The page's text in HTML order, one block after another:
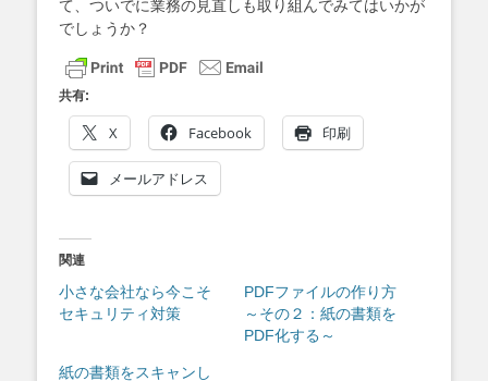
て、ついでに業務の見直しも取り組んでみてはいかが
でしょうか？
共有:
X Facebook 印刷
メールアドレス
関連
小さな会社なら今こそ
セキュリティ対策
PDFファイルの作り方
～その２：紙の書類を
PDF化する～
紙の書類をスキャンし